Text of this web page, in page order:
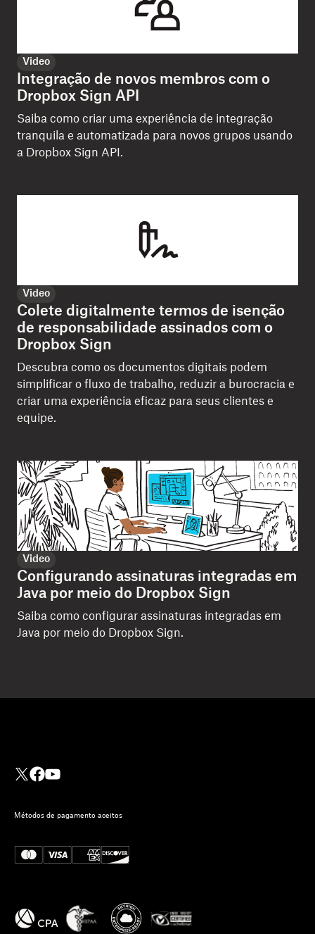
Video
Integração de novos membros com o
Dropbox Sign API
Saiba como criar uma experiência de integração
tranquila e automatizada para novos grupos usando
a Dropbox Sign API.
Video
Colete digitalmente termos de isenção
de responsabilidade assinados com o
Dropbox Sign
Descubra como os documentos digitais podem
simplificar o fluxo de trabalho, reduzir a burocracia e
criar uma experiência eficaz para seus clientes e
equipe.
Video
Configurando assinaturas integradas em
Java por meio do Dropbox Sign
Saiba como configurar assinaturas integradas em
Java por meio do Dropbox Sign.
Métodos de pagamento aceitos